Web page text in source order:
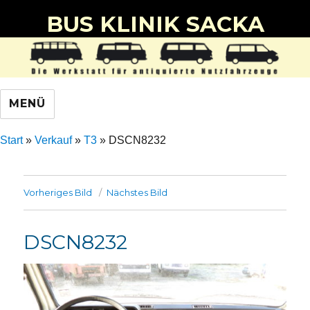
BUS KLINIK SACKA
MENÜ
Start» Verkauf» T3 » DSCN8232
Vorheriges Bild Nächstes Bild
DSCN8232